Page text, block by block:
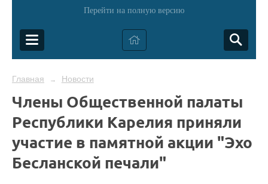
Перейти на полную версию
Главная → Новости
Члены Общественной палаты
Республики Карелия приняли
участие в памятной акции "Эхо
Бесланской печали"